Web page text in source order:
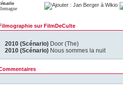
sur FilmDeCulte
2010 (Scénario) Door (The)
2010 (Scénario) Nous sommes la nuit